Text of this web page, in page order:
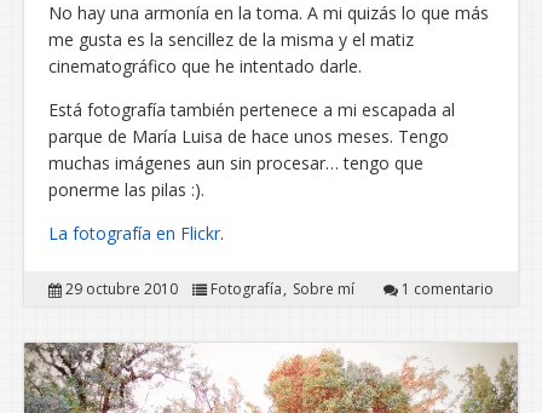
No hay una armonía en la toma. A mi quizás lo que más
me gusta es la sencillez de la misma y el matiz
cinematográfico que he intentado darle.
Está fotografía también pertenece a mi escapada al
parque de María Luisa de hace unos meses. Tengo
muchas imágenes aun sin procesar… tengo que
ponerme las pilas :).
La fotografía en Flickr.
29 octubre 2010 Fotografía Sobre mí 1 comentario